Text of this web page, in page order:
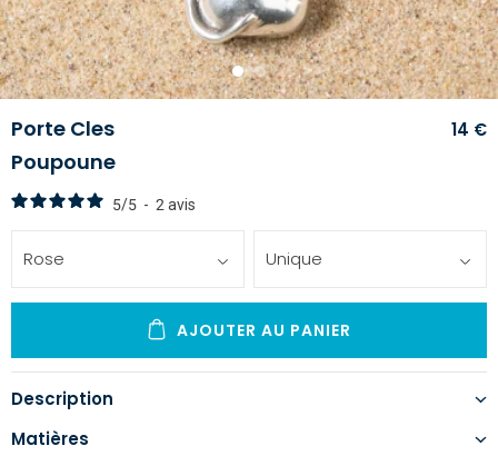
1 23
Porte Cles
Poupoune
14 €
5/5 - 2avis
Rose Unique
AJOUTER AU PANIER
Description
Matières